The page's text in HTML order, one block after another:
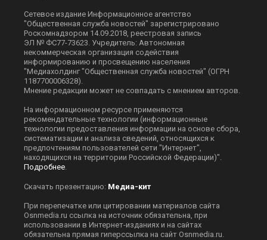
Сетевое издание Информационное агентство
"Общественная служба новостей" зарегистрировано
Роскомнадзором 14.09.2018, реестровая запись
ЭЛ № ФС77-73623. Учредитель: Автономная
некоммерческая организация содействия
информированию и просвещению населения
"Медиахолдинг "Общественная служба новостей" (ОГРН
1187700006328).
Мнение редакции может не совпадать с мнением авторов.
На информационном ресурсе применяются
рекомендательные технологии (информационные
технологии предоставления информации на основе сбора,
систематизации и анализа сведений, относящихся к
предпочтениям пользователей сети "Интернет",
находящихся на территории Российской Федерации)".
Подробнее.
Скачать презентацию: Медиа-кит
При перепечатке или цитировании материалов сайта
Оsnmedia.ru ссылка на источник обязательна, при
использовании в Интернет-изданиях и на сайтах
обязательна прямая гиперссылка на сайт Оsnmedia.ru.